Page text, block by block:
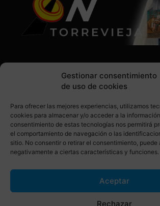
Gestionar consentimiento
de uso de cookies
Para ofrecer las mejores experiencias, utilizamos
cookies para almacenar y/o acceder a la
consentimiento de estas tecnologías nos permitirá
el comportamiento de navegación o las
sitio. No consentir o retirar el consentimiento, puede
negativamente a ciertas características y funciones.
Aceptar
Rechazar
SÍGUENOS EN REDES
© Torrevieja ON. Desarrollado por